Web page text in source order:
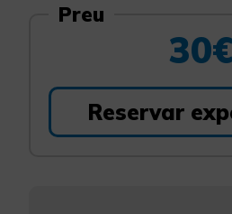
Preu
30€
Reservar